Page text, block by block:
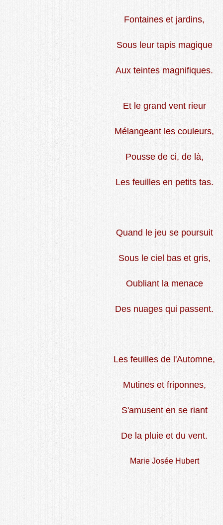
Fontaines et jardins,
Sous leur tapis magique
Aux teintes magnifiques.
Et le grand vent rieur
Mélangeant les couleurs,
Pousse de ci, de là,
Les feuilles en petits tas.
Quand le jeu se poursuit
Sous le ciel bas et gris,
Oubliant la menace
Des nuages qui passent.
Les feuilles de l'Automne,
Mutines et friponnes,
S'amusent en se riant
De la pluie et du vent.
Marie Josée Hubert